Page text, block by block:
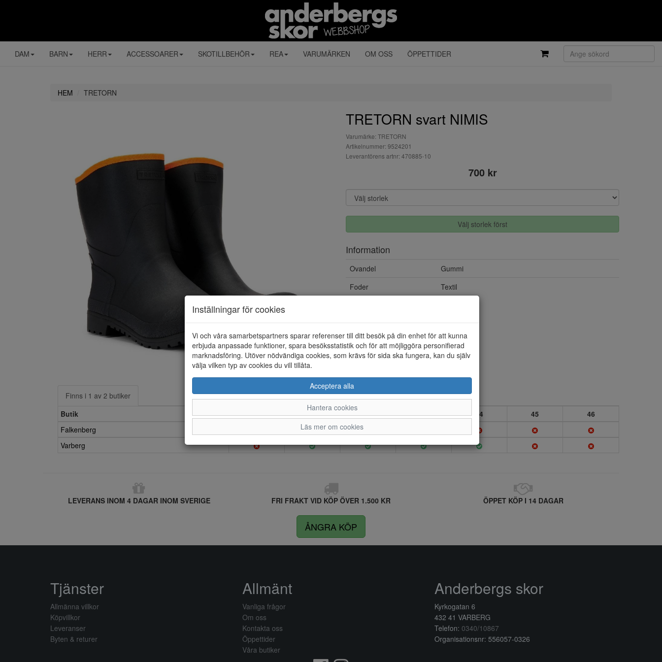
DAM BARN HERR ACCESSOARER SKOTILLBEHÖR REA VARUMÄRKEN OM OSS ÖPPETTIDER
HEM TRETORN
TRETORN svart NIMIS
Varumärke: TRETORN
Artikelnummer: 9524201
Leverantörens artnr: 470885-10
700 kr
Välj storlek först
Information
Ovandel
Gummi
Foder
Textil
Finns i 1 av 2 butiker
Butik
40 41 42 43 44 45
46
Falkenberg
Varberg
LEVERANS INOM 4 DAGAR INOM SVERIGE FRI FRAKT VID KÖP ÖVER 1.500 KR ÖPPET KÖP I 14 DAGAR
ÅNGRA KÖP
Inställningar för cookies
Vi och våra samarbetspartners sparar referenser till ditt besök på din enhet för att kunna
erbjuda anpassade funktioner, spara besöksstatistik och för att möjliggöra personifierad
marknadsföring. Utöver nödvändiga cookies, som krävs för sida ska fungera, kan du själv
välja vilken typ av cookies du vill tillåta.
Acceptera alla
Hantera cookies
Läs mer om cookies
Tjänster
Allmänna villkor
Köpvillkor
Leveranser
Byten & returer
Allmänt
Vanliga frågor
Om oss
Kontakta oss
Öppettider
Våra butiker
Anderbergs skor
Kyrkogatan 6
432 41 VARBERG
Telefon: 0340/10867
Organisationsnr: 556057-0326